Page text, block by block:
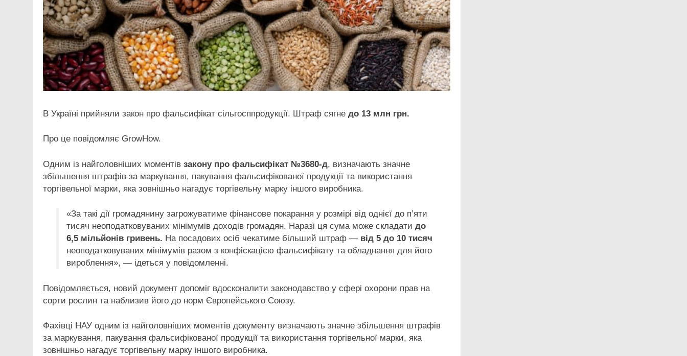
В Україні прийняли закон про фальсифікат сільгосппродукції. Штраф сягне до 13 млн грн.
Про це повідомляє GrowHow.
Одним із найголовніших моментів закону про фальсифікат №3680-д, визначають значне
збільшення штрафів за маркування, пакування фальсифікованої продукції та використання
торгівельної марки, яка зовнішньо нагадує торгівельну марку іншого виробника.
«За такі дії громадянину загрожуватиме фінансове покарання у розмірі від однієї до п’яти
тисяч неоподатковуваних мінімумів доходів громадян. Наразі ця сума може складати до
6,5 мільйонів гривень. На посадових осіб чекатиме більший штраф — від 5 до 10 тисяч
неоподатковуваних мінімумів разом з конфіскацією фальсифікату та обладнання для його
вироблення», — ідеться у повідомленні.
Повідомляється, новий документ допоміг вдосконалити законодавство у сфері охорони прав на
сорти рослин та наблизив його до норм Європейського Союзу.
Фахівці НАУ одним із найголовніших моментів документу визначають значне збільшення штрафів
за маркування, пакування фальсифікованої продукції та використання торгівельної марки, яка
зовнішньо нагадує торгівельну марку іншого виробника.